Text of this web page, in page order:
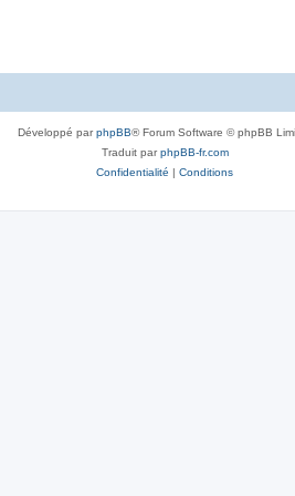
Développé parphpBB® Forum Software © phpBB
Traduit parphpBB-fr.com
Confidentialité | Conditions